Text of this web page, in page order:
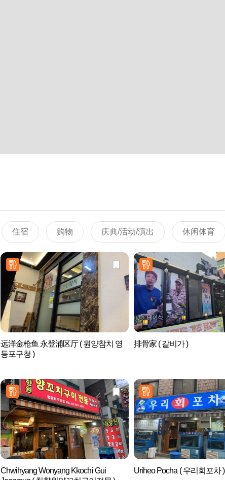
住宿 购物 庆典/活动/演出 休闲体育
远洋金枪鱼 永登浦区厅 ( 원양참치 영
등포구청 )
排骨家 ( 갈비가 )
Chwihyang Wonyang Kkochi Gui
Uriheo Pocha ( 우리회포차 )